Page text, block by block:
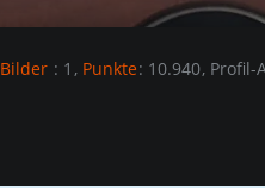
Bilder 1 Punkte 10.940 Profil-